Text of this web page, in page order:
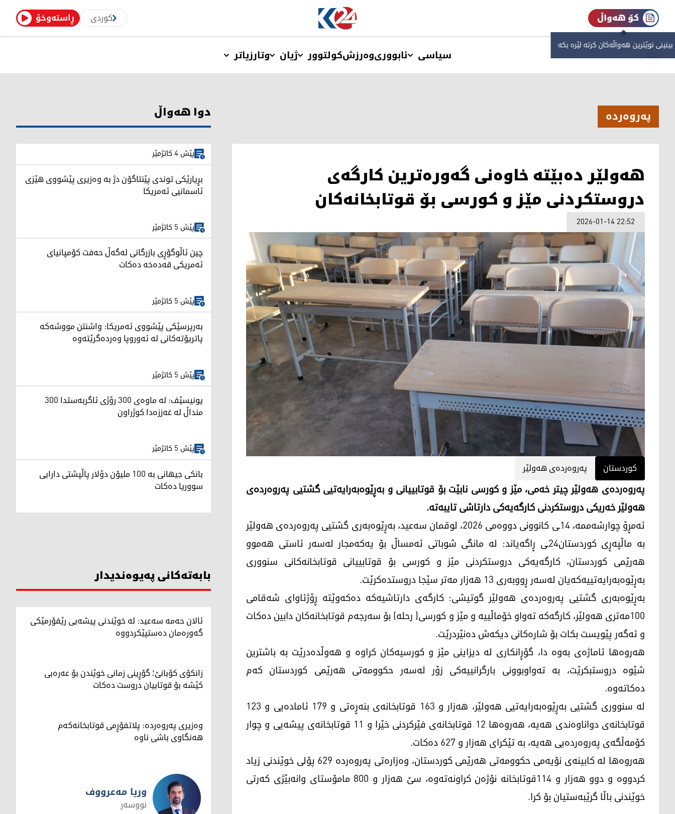
ڕاستەوخۆ کوردی کۆ هەواڵ
نوێترین هەواڵەکان کرتە لێرە بکە
سیاسی ئابووریوەرزشکولتوور ژیان وتارزیاتر
په‌روه‌رده‌
هەولێر دەبێتە خاوەنی گەورەترین کارگەی
دروستکردنی مێز و کورسی بۆ قوتابخانەکان
2026-01-14 22:52
کوردستان پەروەردەی هەولێر
پەروەردەی هەولێر چیتر خەمی، مێز و کورسی نابێت بۆ قوتابییانی و بەڕێوەبەرایەتیی گشتیی پەروەردەی
هەولێر خەریکی دروستکردنی کارگەیەکی دارتاشی تایبەتە.
ئەمڕۆ چوارشەممە، 14ـی کانوونی دووەمی 2026، لوقمان سەعید، بەڕێوەبەری گشتیی پەروەردەی هەولێر
بە ماڵپەڕی کوردستان24ـی ڕاگەیاند: لە مانگی شوباتی ئەمساڵ بۆ یەکەمجار لەسەر ئاستی هەموو
هەرێمی کوردستان، کارگەیەکی دروستکردنی مێز و کورسی بۆ قوتابییانی قوتابخانەکانی سنووری
بەڕێوەبەرایەتییەکەیان لەسەر ڕووبەری 13 هەزار مەتر سێجا دروستدەکرێت.
بەڕێوەبەری گشتیی پەروەردەی هەولێر گوتیشی: کارگەی دارتاشیەکە دەکەوێتە ڕۆژئاوای شەقامی
100مەتری هەولێر، کارگەکە تەواو خۆماڵییە و مێز و کورسی( رحلە) بۆ سەرجەم قوتابخانەکان دابین دەکات
و ئەگەر پێویست بکات بۆ شارەکانی دیکەش دەنێردرێت.
هەروەها ئاماژەی بەوە دا، گۆڕانکاری لە دیزاینی مێز و کورسیەکان کراوە و هەوڵدەدرێت بە باشترین
شێوە دروستبکرێت، بە تەواوبوونی بارگرانییەکی زۆر لەسەر حکوومەتی هەرێمی کوردستان کەم
دەکاتەوە.
لە سنووری گشتیی بەڕێوەبەرایەتیی هەولێر، هەزار و 163 قوتابخانەی بنەڕەتی و 179 ئامادەیی و 123
قوتابخانەی دواناوەندی هەیە، هەروەها 12 قوتابخانەی فێرکردنی خێرا و 11 قوتابخانەی پیشەیی و چوار
کۆمەڵگەی پەروەردەیی هەیە، بە تێكرای هەزار و 627 دەکات.
هەروەها لە کابینەی نۆیەمی حکوومەتی هەرێمی کوردستان، وەزارەتی پەروەردە 629 پۆلی خوێندنی زیاد
کردووە و دوو هەزار و 114قوتابخانە نۆژەن کراونەتەوە، سێ هەزار و 800 مامۆستای وانەبێژی کەرتی
خوێندنی باڵا گرێبەستیان بۆ کرا.
دوا هەواڵ
پێش 4 کاتژمێر
بڕیارێکی توندی پێنتاگۆن دژ بە وەزیری پێشووی هێزی
ئاسمانیی ئەمریکا
پێش 5 کاتژمێر
چین ئاڵوگۆڕی بازرگانی لەگەڵ حەفت کۆمپانیای
ئەمریکی قەدەخە دەکات
پێش 5 کاتژمێر
بەرپرسێکی پێشووی ئەمریکا: واشنتن مووشەکە
پاتریۆتەکانی لە ئەوروپا وەردەگرێتەوە
پێش 5 کاتژمێر
یونیسێف: لە ماوەی 300 رۆژی ئاگربەستدا 300
منداڵ لە غەززەدا کوژراون
پێش 5 کاتژمێر
بانکی جیهانی بە 100 ملیۆن دۆلار پاڵپشتی دارایی
سووریا دەکات
بابەتەکانی پەیوەندیدار
ئالان حەمە سەعید: لە خوێندنی پیشەیی رێفۆرمێکی
گەورەمان دەستپێکردووە
زانکۆی کۆبانێ؛ گۆڕینی زمانی خوێندن بۆ عەرەبی
کێشە بۆ قوتابیان دروست دەکات
وەزیری پەروەردە: پلاتفۆڕمی قوتابخانەکەم
هەنگاوی باشی ناوە
وریا مەعرووف
نووسەر